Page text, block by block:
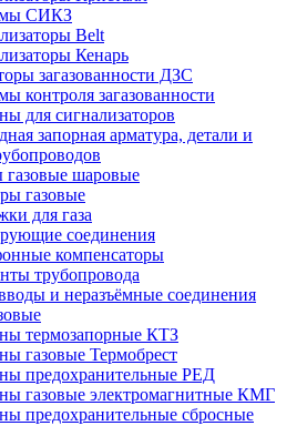
СИКЗ
Belt
Кенарь
загазованности ДЗС
контроля загазованности
для сигнализаторов
запорная арматура, детали и
шаровые
газовые
для газа
соединения
компенсаторы
трубопровода
и неразъёмные соединения
термозапорные КТЗ
газовые Термобрест
предохранительные РЕД
газовые электромагнитные КМГ
предохранительные сбросные